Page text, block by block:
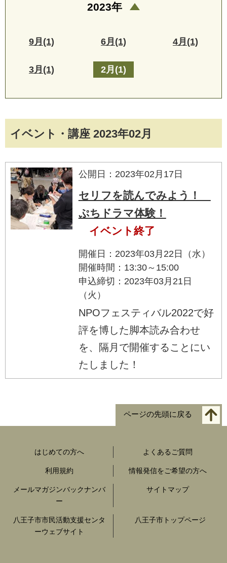
イベント・講座 2023年02月
公開日：2023年02月17日
セリフを読んでみよう！
ぷちドラマ体験！
イベント終了
開催日：2023年03月22日（水）
開催時間：13:30～15:00
申込締切：2023年03月21日
（火）
NPOフェスティバル2022で好
評を博した脚本読み合わせ
を、隔月で開催することにい
たしました！
2023年
9月(1) 6月(1) 4月(1)
3月(1) 2月(1)
ページの先頭に戻る
はじめての方へ よくあるご質問
利用規約 情報発信をご希望の方へ
メールマガジンバックナンバ
ー
サイトマップ
八王子市市民活動支援センタ
ーウェブサイト
八王子市トップページ